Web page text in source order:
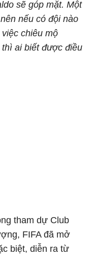
sẽ góp mặt. Một
nếu có đội nào
chiêu mộ
ai biết được điều
tham dự Club
FIFA đã mở
biệt, diễn ra từ